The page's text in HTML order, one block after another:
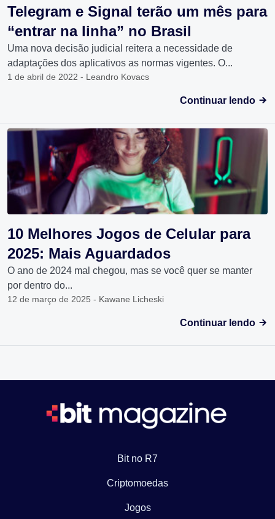
Telegram e Signal terão um mês para
“entrar na linha” no Brasil
Uma nova decisão judicial reitera a necessidade de
adaptações dos aplicativos as normas vigentes. O...
1 de abril de 2022 - Leandro Kovacs
Continuar lendo
10 Melhores Jogos de Celular para
2025: Mais Aguardados
O ano de 2024 mal chegou, mas se você quer se manter
por dentro do...
12 de março de 2025 - Kawane Licheski
Continuar lendo
Bit no R7
Criptomoedas
Jogos